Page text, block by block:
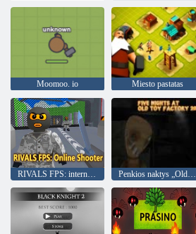
Moomoo. io Miesto pastatas
RIVALS FPS: internetinis šaulys Penkios naktys „Old Toy Factory 2020“